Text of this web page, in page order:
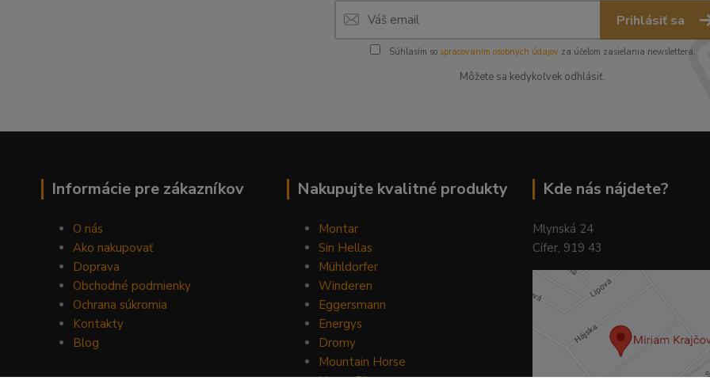
Prihlásiť sa
Súhlasím so spracovaním osobných údajovza účelom zasielania newslettera.
Môžete sa kedykoľvek odhlásiť.
Informácie pre zákazníkov
O nás
Ako nakupovať
Doprava
Obchodné podmienky
Ochrana súkromia
Kontakty
Blog
Nakupujte kvalitné produkty
Montar
Sin Hellas
Mühldorfer
Winderen
Eggersmann
Energys
Dromy
Mountain Horse
Kde nás nájdete?
Mlynská 24
Cífer, 919 43